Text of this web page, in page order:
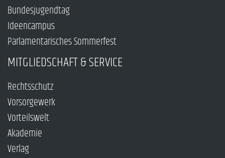
Bundesjugendtag
Ideencampus
Parlamentarisches Sommerfest
MITGLIEDSCHAFT & SERVICE
Rechtsschutz
Vorsorgewerk
Vorteilswelt
Akademie
Verlag